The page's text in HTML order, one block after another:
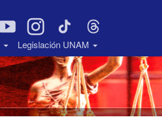
Legislación UNAM